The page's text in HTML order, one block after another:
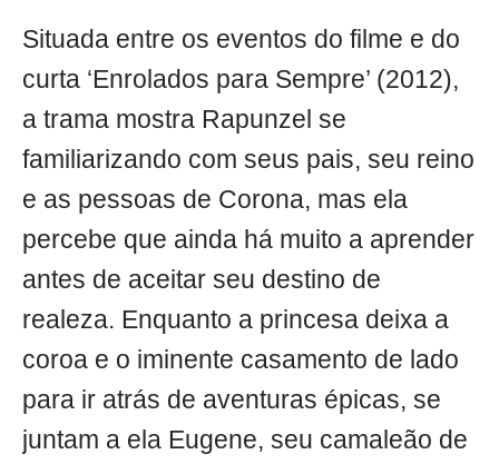
Situada entre os eventos do filme e do
curta ‘Enrolados para Sempre’ (2012),
a trama mostra Rapunzel se
familiarizando com seus pais, seu reino
e as pessoas de Corona, mas ela
percebe que ainda há muito a aprender
antes de aceitar seu destino de
realeza. Enquanto a princesa deixa a
coroa e o iminente casamento de lado
para ir atrás de aventuras épicas, se
juntam a ela Eugene, seu camaleão de